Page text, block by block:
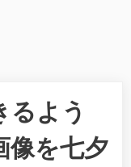
るよう
像を七夕